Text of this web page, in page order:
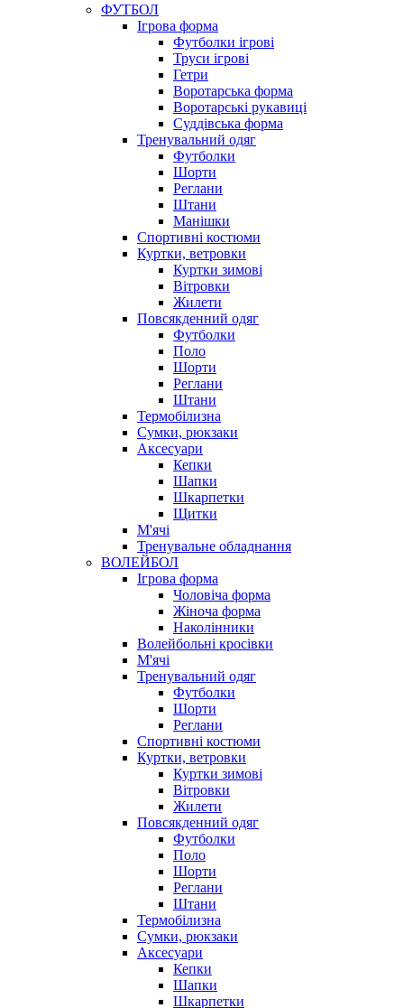
ФУТБОЛ
Ігрова форма
Футболки ігрові
Труси ігрові
Гетри
Воротарська форма
Воротарські рукавиці
Суддівська форма
Тренувальний одяг
Футболки
Шорти
Реглани
Штани
Манішки
Спортивні костюми
Куртки, ветровки
Куртки зимові
Вітровки
Жилети
Повсякденний одяг
Футболки
Поло
Шорти
Реглани
Штани
Термобілизна
Сумки, рюкзаки
Аксесуари
Кепки
Шапки
Шкарпетки
Щитки
М'ячі
Тренувальне обладнання
ВОЛЕЙБОЛ
Ігрова форма
Чоловіча форма
Жіноча форма
Наколінники
Волейбольні кросівки
М'ячі
Тренувальний одяг
Футболки
Шорти
Реглани
Спортивні костюми
Куртки, ветровки
Куртки зимові
Вітровки
Жилети
Повсякденний одяг
Футболки
Поло
Шорти
Реглани
Штани
Термобілизна
Сумки, рюкзаки
Аксесуари
Кепки
Шапки
Шкарпетки